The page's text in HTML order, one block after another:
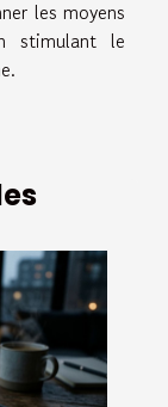
les moyens
stimulant le